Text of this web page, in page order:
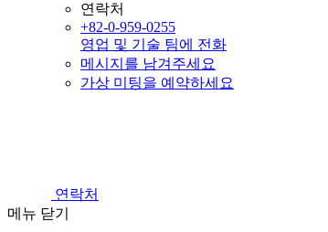
연락처
+82-0-959-0255
영업 및 기술 팀에 전화
메시지를 남겨주세요
가상 미팅을 예약하세요
연락처
메뉴 닫기